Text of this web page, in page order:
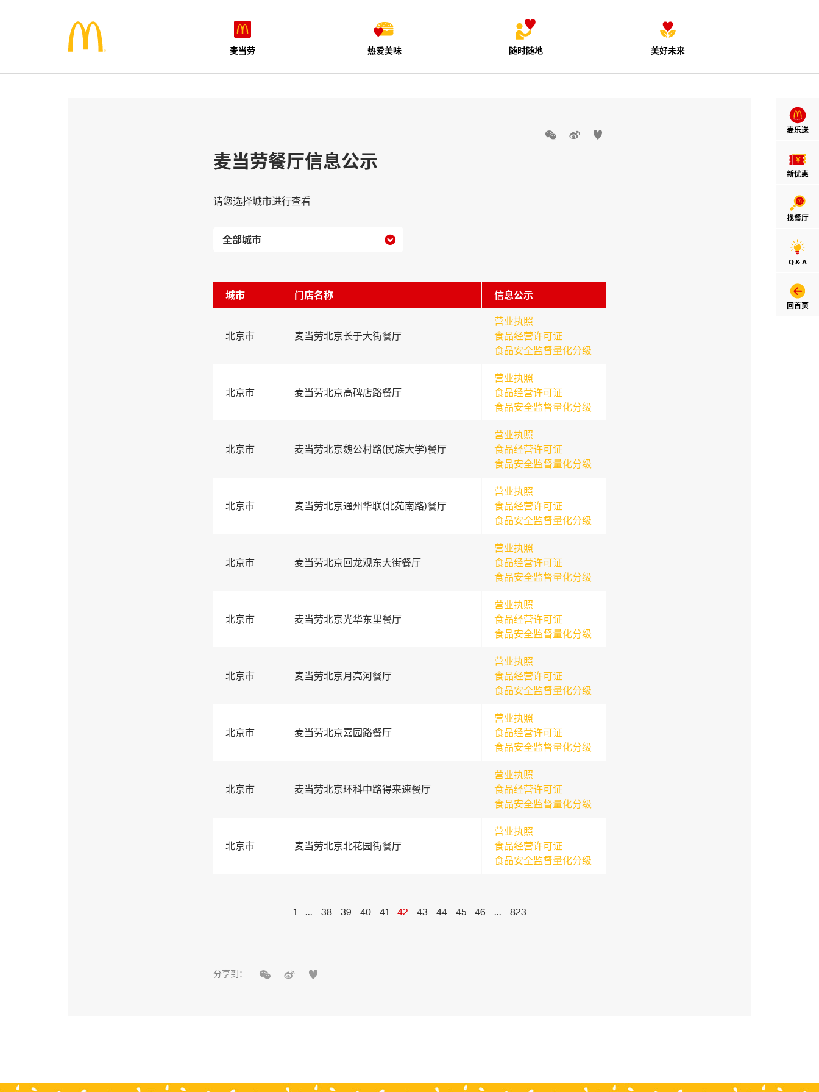
麦当劳 热爱美味 随时随地 美好未来
麦乐送
新优惠
找餐厅
Q & A
回首页
  
麦当劳餐厅信息公示
请您选择城市进行查看

城市 门店名称 信息公示
北京市 麦当劳北京长于大街餐厅
营业执照
食品经营许可证
食品安全监督量化分级
北京市 麦当劳北京高碑店路餐厅
营业执照
食品经营许可证
食品安全监督量化分级
北京市 麦当劳北京魏公村路(民族大学)餐厅
营业执照
食品经营许可证
食品安全监督量化分级
北京市 麦当劳北京通州华联(北苑南路)餐厅
营业执照
食品经营许可证
食品安全监督量化分级
北京市 麦当劳北京回龙观东大街餐厅
营业执照
食品经营许可证
食品安全监督量化分级
北京市 麦当劳北京光华东里餐厅
营业执照
食品经营许可证
食品安全监督量化分级
北京市 麦当劳北京月亮河餐厅
营业执照
食品经营许可证
食品安全监督量化分级
北京市 麦当劳北京嘉园路餐厅
营业执照
食品经营许可证
食品安全监督量化分级
北京市 麦当劳北京环科中路得来速餐厅
营业执照
食品经营许可证
食品安全监督量化分级
北京市 麦当劳北京北花园街餐厅
营业执照
食品经营许可证
食品安全监督量化分级
1 ... 38 39 40 41 42 43 44 45 46 ... 823
分享到：   